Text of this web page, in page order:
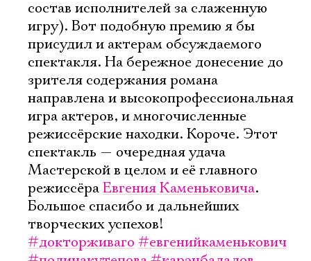
состав исполнителей за слаженную
игру). Вот подобную премию я бы
присудил и актерам обсуждаемого
спектакля. На бережное донесение до
зрителя содержания романа
направлена и высокопрофессиональная
игра актеров, и многочисленные
режиссёрские находки. Короче. Этот
спектакль — очередная удача
Мастерской в целом и её главного
режиссёраЕвгения Каменьковича.
Большое спасибо и дальнейших
творческих успехов!
#докторживаго #евгенийкаменькович